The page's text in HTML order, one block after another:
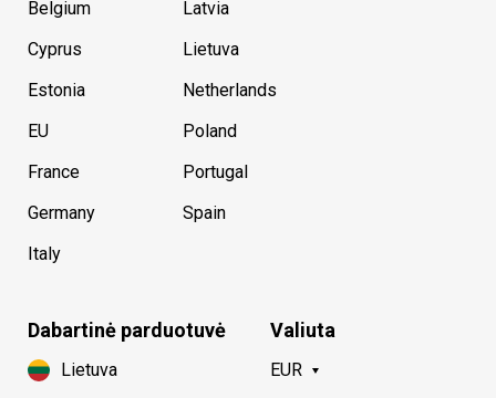
Belgium
Cyprus
Estonia
EU
France
Germany
Italy
Latvia
Lietuva
Netherlands
Poland
Portugal
Spain
Dabartinė parduotuvė
Lietuva
Valiuta
EUR